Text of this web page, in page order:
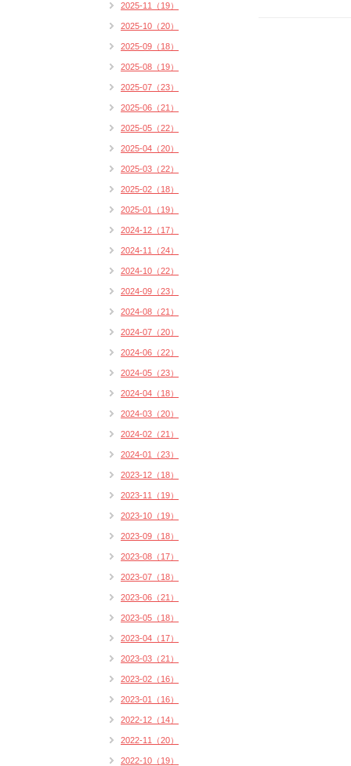
2025-11（19）
2025-10（20）
2025-09（18）
2025-08（19）
2025-07（23）
2025-06（21）
2025-05（22）
2025-04（20）
2025-03（22）
2025-02（18）
2025-01（19）
2024-12（17）
2024-11（24）
2024-10（22）
2024-09（23）
2024-08（21）
2024-07（20）
2024-06（22）
2024-05（23）
2024-04（18）
2024-03（20）
2024-02（21）
2024-01（23）
2023-12（18）
2023-11（19）
2023-10（19）
2023-09（18）
2023-08（17）
2023-07（18）
2023-06（21）
2023-05（18）
2023-04（17）
2023-03（21）
2023-02（16）
2023-01（16）
2022-12（14）
2022-11（20）
2022-10（19）